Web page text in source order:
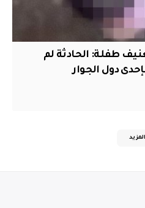
طفلة: الحادثة لم
دول الجوار
المزيد